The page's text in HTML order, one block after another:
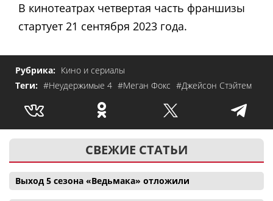
В кинотеатрах четвертая часть франшизы
стартует 21 сентября 2023 года.
Рубрика: Кино и сериалы
Теги: #Неудержимые 4 #Меган Фокс #Джейсон Стэйтем
СВЕЖИЕ СТАТЬИ
Выход 5 сезона «Ведьмака» отложили